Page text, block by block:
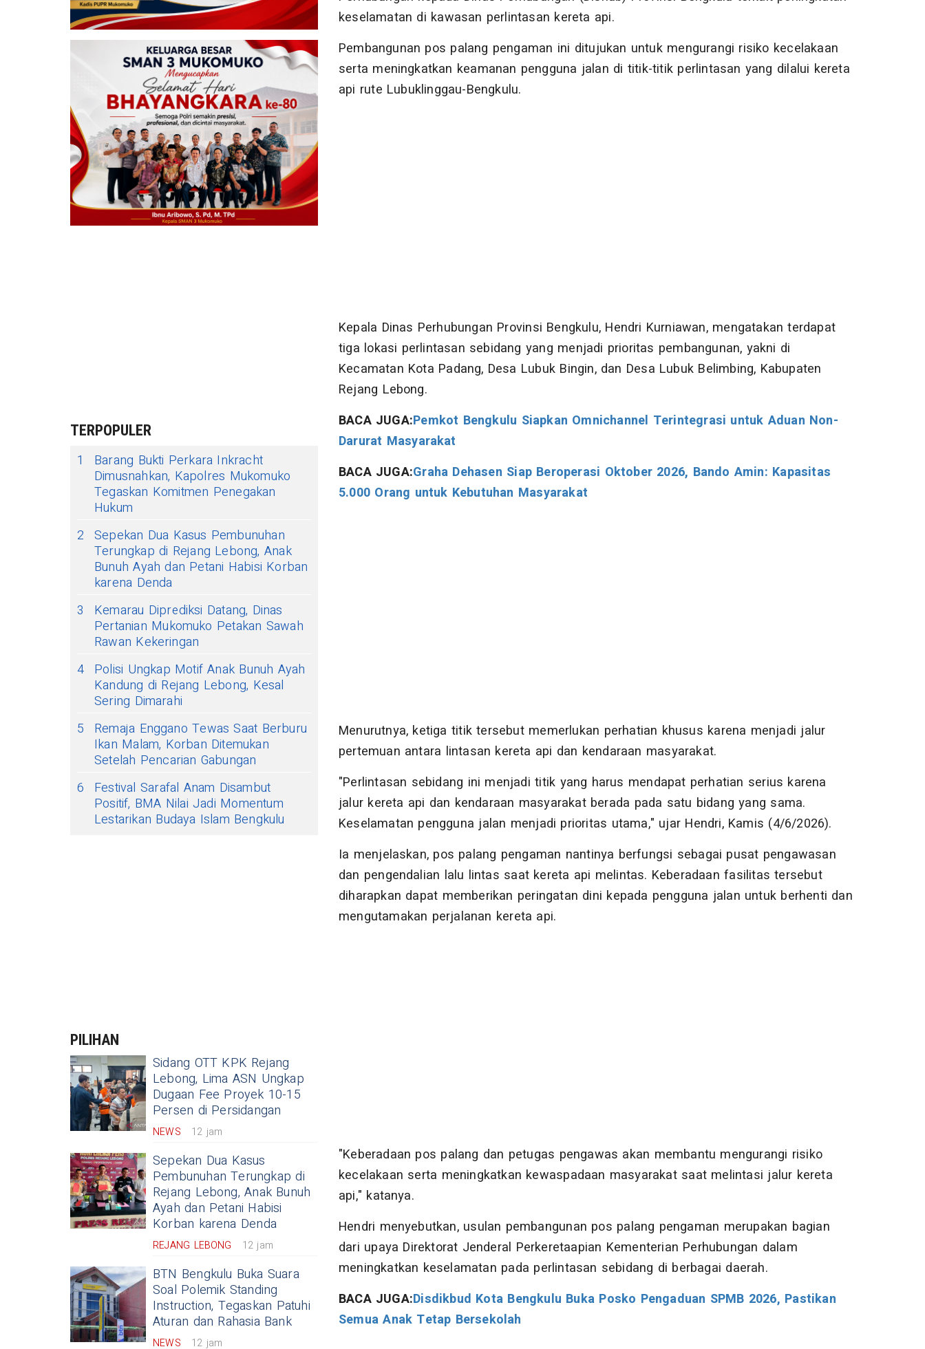
TERPOPULER
1
Barang Bukti Perkara Inkracht
Dimusnahkan, Kapolres Mukomuko
Tegaskan Komitmen Penegakan
Hukum
2 Sepekan Dua Kasus Pembunuhan
Terungkap di Rejang Lebong, Anak
Bunuh Ayah dan Petani Habisi Korban
karena Denda
3
Kemarau Diprediksi Datang, Dinas
Pertanian Mukomuko Petakan Sawah
Rawan Kekeringan
4 Polisi Ungkap Motif Anak Bunuh Ayah
Kandung di Rejang Lebong, Kesal
Sering Dimarahi
5
Remaja Enggano Tewas Saat Berburu
Ikan Malam, Korban Ditemukan
Setelah Pencarian Gabungan
6
Festival Sarafal Anam Disambut
Positif, BMA Nilai Jadi Momentum
Lestarikan Budaya Islam Bengkulu
PILIHAN
Sidang OTT KPK Rejang
Lebong, Lima ASN Ungkap
Dugaan Fee Proyek 10-15
Persen di Persidangan
NEWS 12 jam
Sepekan Dua Kasus
Pembunuhan Terungkap di
Rejang Lebong, Anak Bunuh
Ayah dan Petani Habisi
Korban karena Denda
REJANG LEBONG 12 jam
BTN Bengkulu Buka Suara
Soal Polemik Standing
Instruction, Tegaskan Patuhi
Aturan dan Rahasia Bank
NEWS 12 jam
keselamatan di kawasan perlintasan kereta api.
Pembangunan pos palang pengaman ini ditujukan untuk mengurangi risiko kecelakaan
serta meningkatkan keamanan pengguna jalan di titik-titik perlintasan yang dilalui kereta
api rute Lubuklinggau-Bengkulu.
Kepala Dinas Perhubungan Provinsi Bengkulu, Hendri Kurniawan, mengatakan terdapat
tiga lokasi perlintasan sebidang yang menjadi prioritas pembangunan, yakni di
Kecamatan Kota Padang, Desa Lubuk Bingin, dan Desa Lubuk Belimbing, Kabupaten
Rejang Lebong.
BACA JUGA:Pemkot Bengkulu Siapkan Omnichannel Terintegrasi untuk Aduan Non-
Darurat Masyarakat
BACA JUGA:Graha Dehasen Siap Beroperasi Oktober 2026, Bando Amin: Kapasitas
5.000 Orang untuk Kebutuhan Masyarakat
Menurutnya, ketiga titik tersebut memerlukan perhatian khusus karena menjadi jalur
pertemuan antara lintasan kereta api dan kendaraan masyarakat.
"Perlintasan sebidang ini menjadi titik yang harus mendapat perhatian serius karena
jalur kereta api dan kendaraan masyarakat berada pada satu bidang yang sama.
Keselamatan pengguna jalan menjadi prioritas utama," ujar Hendri, Kamis (4/6/2026).
Ia menjelaskan, pos palang pengaman nantinya berfungsi sebagai pusat pengawasan
dan pengendalian lalu lintas saat kereta api melintas. Keberadaan fasilitas tersebut
diharapkan dapat memberikan peringatan dini kepada pengguna jalan untuk berhenti dan
mengutamakan perjalanan kereta api.
"Keberadaan pos palang dan petugas pengawas akan membantu mengurangi risiko
kecelakaan serta meningkatkan kewaspadaan masyarakat saat melintasi jalur kereta
api," katanya.
Hendri menyebutkan, usulan pembangunan pos palang pengaman merupakan bagian
dari upaya Direktorat Jenderal Perkeretaapian Kementerian Perhubungan dalam
meningkatkan keselamatan pada perlintasan sebidang di berbagai daerah.
BACA JUGA:Disdikbud Kota Bengkulu Buka Posko Pengaduan SPMB 2026, Pastikan
Semua Anak Tetap Bersekolah